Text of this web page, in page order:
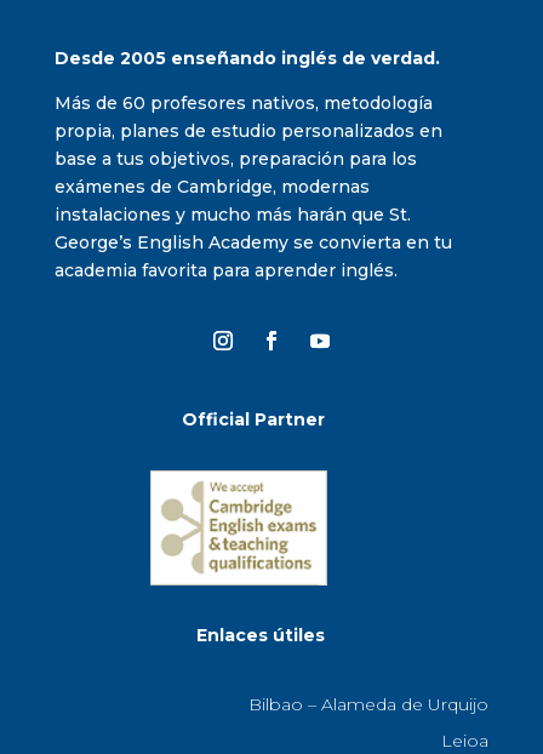
Desde 2005 enseñando inglés de verdad.
Más de 60 profesores nativos, metodología
propia, planes de estudio personalizados en
base a tus objetivos, preparación para los
exámenes de Cambridge, modernas
instalaciones y mucho más harán que St.
George’s English Academy se convierta en tu
academia favorita para aprender inglés.
Official Partner
Enlaces útiles
Bilbao – Alameda de Urquijo
Leioa